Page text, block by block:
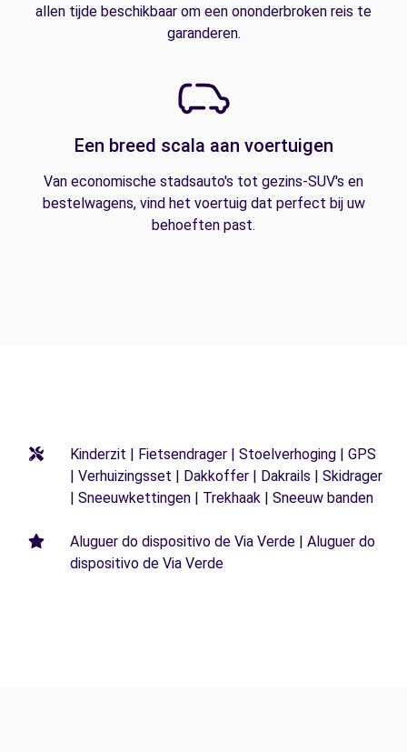
allen tijde beschikbaar om een ononderbroken reis te
garanderen.
Een breed scala aan voertuigen
Van economische stadsauto's tot gezins-SUV's en
bestelwagens, vind het voertuig dat perfect bij uw
behoeften past.
Kinderzit | Fietsendrager | Stoelverhoging | GPS
| Verhuizingsset | Dakkoffer | Dakrails | Skidrager
| Sneeuwkettingen | Trekhaak | Sneeuw banden
Aluguer do dispositivo de Via Verde | Aluguer do
dispositivo de Via Verde